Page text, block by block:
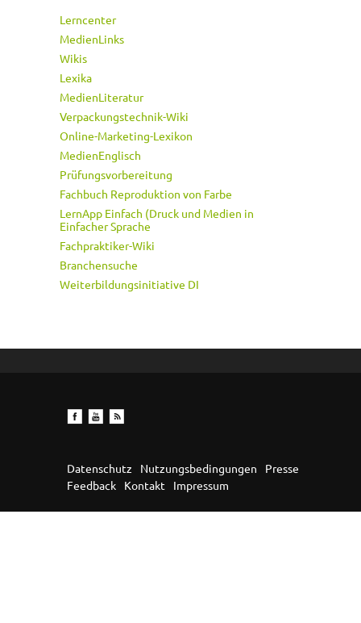
Lerncenter
MedienLinks
Wikis
Lexika
MedienLiteratur
Verpackungstechnik-Wiki
Online-Marketing-Lexikon
MedienEnglisch
Prüfungsvorbereitung
Fachbuch Reproduktion von Farbe
LernApp Einfach (Druck und Medien in
Einfacher Sprache
Fachpraktiker-Wiki
Branchensuche
Weiterbildungsinitiative DI
Datenschutz Nutzungsbedingungen
Presse
Feedback
Kontakt Impressum